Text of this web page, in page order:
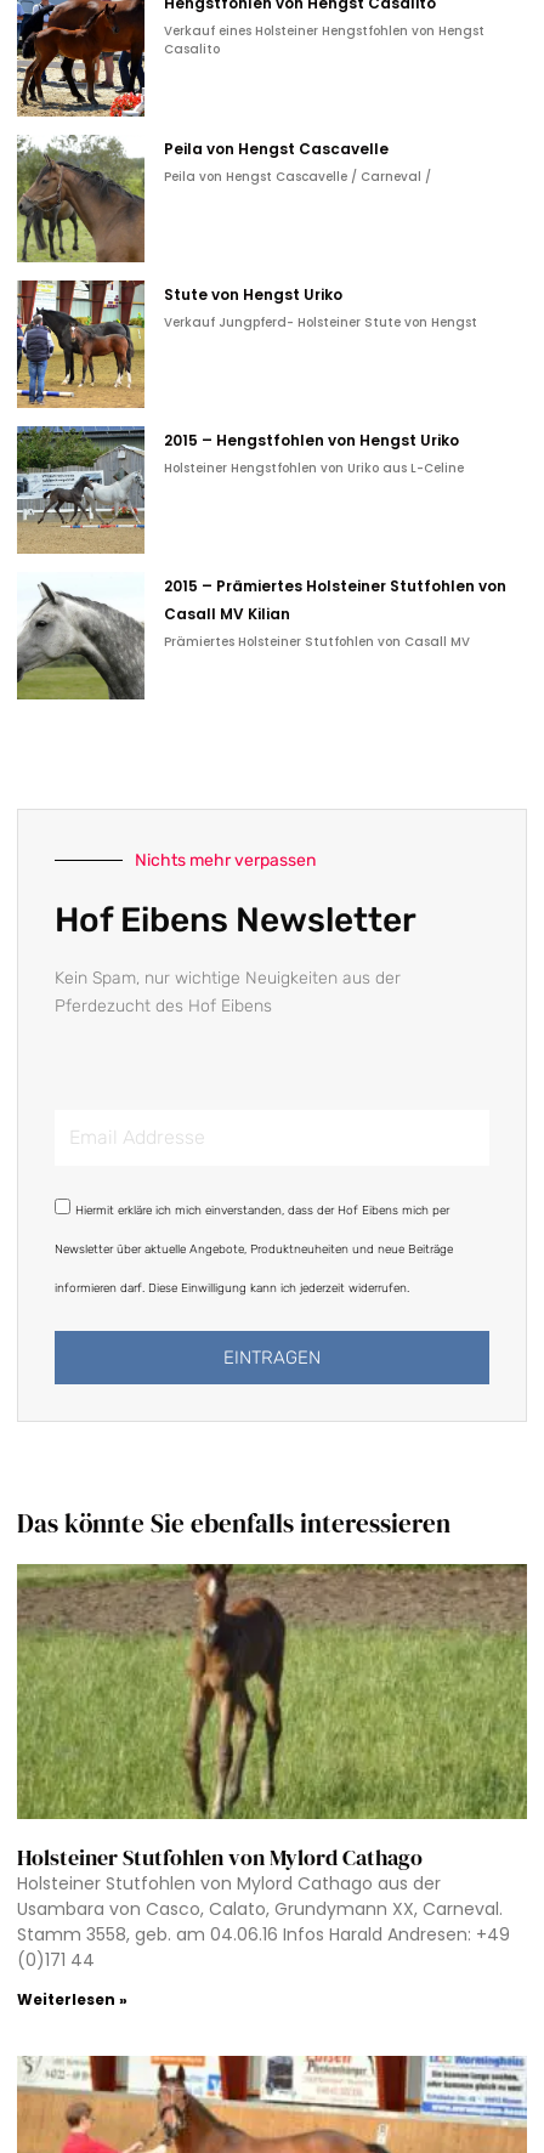
Verkauf eines Holsteiner Hengstfohlen von Hengst
Casalito
Peila von Hengst Cascavelle
Peila von Hengst Cascavelle / Carneval /
Stute von Hengst Uriko
Verkauf Jungpferd- Holsteiner Stute von Hengst
2015 – Hengstfohlen von Hengst Uriko
Holsteiner Hengstfohlen von Uriko aus L-Celine
2015 – Prämiertes Holsteiner Stutfohlen von
Casall MV Kilian
Prämiertes Holsteiner Stutfohlen von Casall MV
Nichts mehr verpassen
Hof Eibens Newsletter
Kein Spam, nur wichtige Neuigkeiten aus der
Pferdezucht des Hof Eibens
Email
DSGVO
Hiermit erkläre ich mich einverstanden, dass der Hof Eibens mich per
Newsletter über aktuelle Angebote, Produktneuheiten und neue Beiträge
informieren darf. Diese Einwilligung kann ich jederzeit widerrufen.
EINTRAGEN
Das könnte Sie ebenfalls interessieren
Holsteiner Stutfohlen von Mylord Cathago
Holsteiner Stutfohlen von Mylord Cathago aus der
Usambara von Casco, Calato, Grundymann XX, Carneval.
Stamm 3558, geb. am 04.06.16 Infos Harald Andresen: +49
(0)171 44
Weiterlesen »